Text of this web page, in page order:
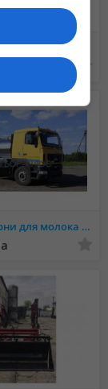
матеріалів краще
він не пошкоджує
великого
особливих
Автоцистерни для молока та води. Асенізаторні машини, рибовоз. Обслуговування і ремонт